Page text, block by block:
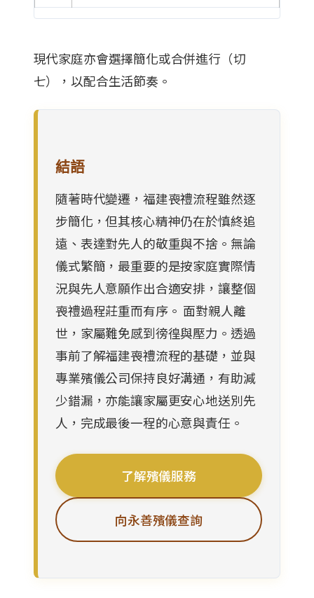
現代家庭亦會選擇簡化或合併進行（切
七），以配合生活節奏。
結語
隨著時代變遷，福建喪禮流程雖然逐
步簡化，但其核心精神仍在於慎終追
遠、表達對先人的敬重與不捨。無論
儀式繁簡，最重要的是按家庭實際情
況與先人意願作出合適安排，讓整個
喪禮過程莊重而有序。 面對親人離
世，家屬難免感到徬徨與壓力。透過
事前了解福建喪禮流程的基礎，並與
專業殯儀公司保持良好溝通，有助減
少錯漏，亦能讓家屬更安心地送別先
人，完成最後一程的心意與責任。
了解殯儀服務
向永善殯儀查詢